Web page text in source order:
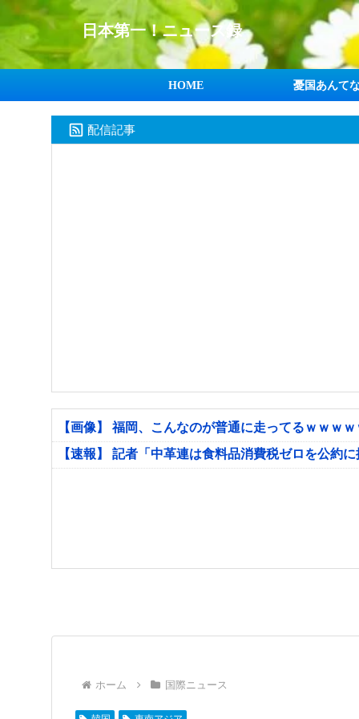
日本第一！ニュース録
HOME 憂国あんて
配信記事
【画像】 福岡、こんなのが普通に走ってるｗｗｗ
【速報】 記者「中革連は食料品消費税ゼロを公約
ホーム 国際ニュース